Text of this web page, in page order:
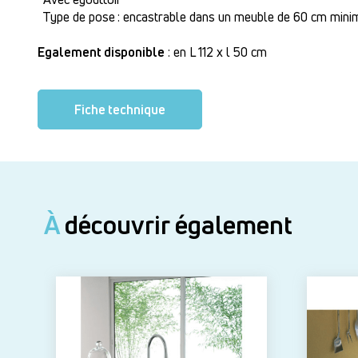
Type de pose : encastrable dans un meuble de 60 cm
Egalement disponible : en L 112 x l 50 cm
Fiche technique
Àdécouvrir également